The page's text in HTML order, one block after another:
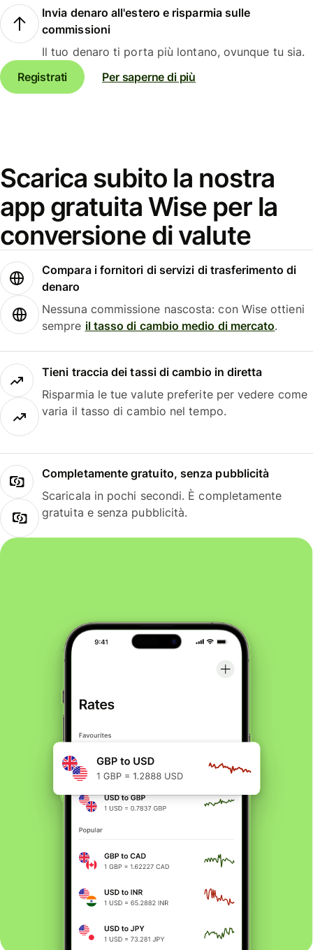
Invia denaro all'estero e risparmia sulle
commissioni
Il tuo denaro ti porta più lontano, ovunque tu sia.
Registrati
Per saperne di più
Scarica subito la nostra
app gratuita Wise per la
conversione di valute
Compara i fornitori di servizi di trasferimento di
denaro
Nessuna commissione nascosta: con Wise ottieni
sempre il tasso di cambio medio di mercato.
Tieni traccia dei tassi di cambio in diretta
Risparmia le tue valute preferite per vedere come
varia il tasso di cambio nel tempo.
Completamente gratuito, senza pubblicità
Scaricala in pochi secondi. È completamente
gratuita e senza pubblicità.